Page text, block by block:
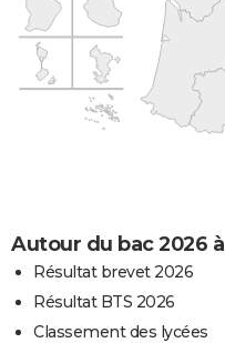
Autour du bac 2026
Résultat brevet 2026
Résultat BTS 2026
Classement des lycées